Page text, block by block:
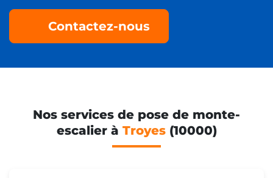
Contactez-nous
Nos services de pose de monte-
escalier à Troyes(10000)